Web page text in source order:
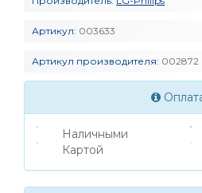
Артикул: 003633
Артикул производителя: 002872
Наличными
Картой